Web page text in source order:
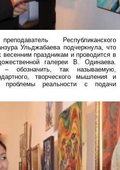
Республиканского
Ульджабаева подчеркнула, что
весенним праздникам и проводится в
галереи В. Одинаева.
– обозначить, так называемую,
творческого мышления и
проблемы реальности с подачи